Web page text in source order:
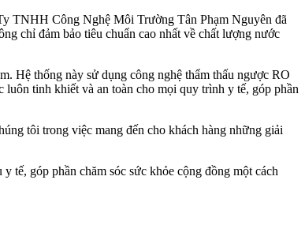
TNHH Công Nghệ Môi Trường Tân Phạm Nguyên đã
chỉ đảm bảo tiêu chuẩn cao nhất về chất lượng nước
Hệ thống này sử dụng công nghệ thẩm thấu ngược RO
tinh khiết và an toàn cho mọi quy trình y tế, góp phần
tôi trong việc mang đến cho khách hàng những giải
góp phần chăm sóc sức khỏe cộng đồng một cách